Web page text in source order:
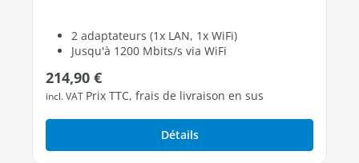
2 adaptateurs (1x LAN, 1x WiFi)
Jusqu'à 1200 Mbits/s via WiFi
Prix régulier :
214,90 €
incl. VAT Prix TTC, frais de livraison en sus
Détails